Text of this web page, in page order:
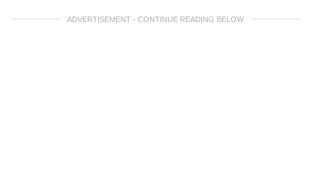
ADVERTISEMENT - CONTINUE READING BELOW